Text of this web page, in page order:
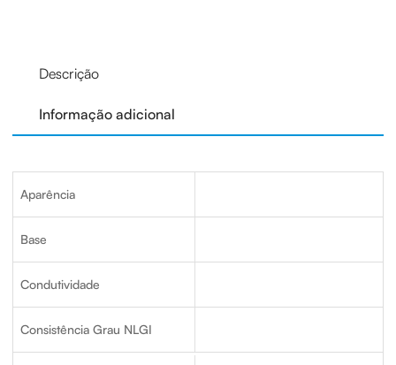
Descrição
Informação adicional
Aparência
Base
Condutividade
Consistência Grau NLGI